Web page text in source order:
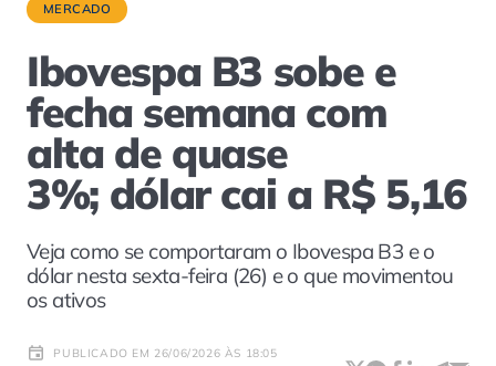
MERCADO
Ibovespa B3 sobe e
fecha semana com
alta de quase
3%; dólar cai a R$ 5,16
Veja como se comportaram o Ibovespa B3 e o
dólar nesta sexta-feira (26) e o que movimentou
os ativos
PUBLICADO EM 26/06/2026 ÀS 18:05